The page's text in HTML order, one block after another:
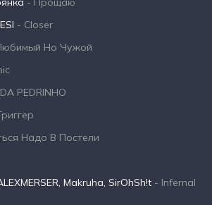
- Closer
Но Чужой
PEDRINHO
Надо В Постели
Makruha, SirOhSh!t - Infernal